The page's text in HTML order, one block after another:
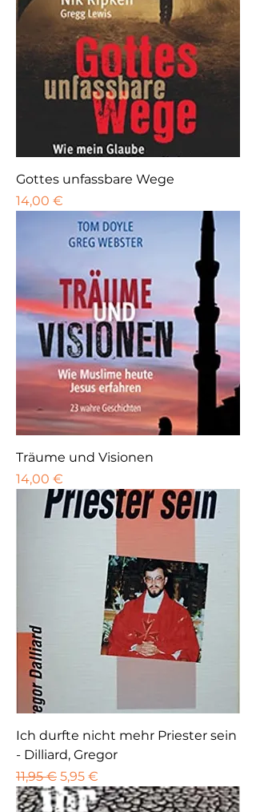
Gottes unfassbare Wege
Preis
14,00 €
Träume und Visionen
Preis
14,00 €
Ich durfte nicht mehr Priester sein
- Dilliard, Gregor
Standardpreis
11,95 € Sale-Preis
5,95 €